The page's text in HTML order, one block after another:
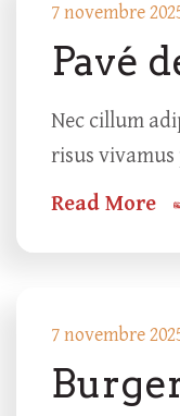
7 novembre
Pavé
Nec cillum
risus
Read More
7 novembre